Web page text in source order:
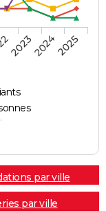
202320242025
par ville
par ville